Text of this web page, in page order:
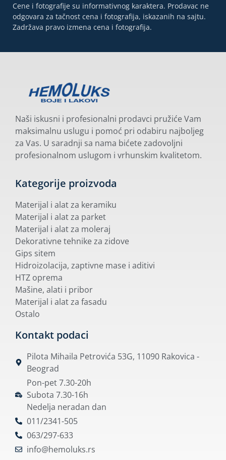
Cene i fotografije su informativnog karaktera. Prodavac ne
odgovara za tačnost cena i fotografija, iskazanih na sajtu.
Zadržava pravo izmena cena i fotografija.
Naši iskusni i profesionalni prodavci pružiće Vam
maksimalnu uslugu i pomoć pri odabiru najboljeg
za Vas. U saradnji sa nama bićete zadovoljni
profesionalnom uslugom i vrhunskim kvalitetom.
Kategorije proizvoda
Materijal i alat za keramiku
Materijal i alat za parket
Materijal i alat za moleraj
Dekorativne tehnike za zidove
Gips sitem
Hidroizolacija, zaptivne mase i aditivi
HTZ oprema
Mašine, alati i pribor
Materijal i alat za fasadu
Ostalo
Kontakt podaci
Pilota Mihaila Petrovića 53G, 11090 Rakovica -
Beograd
Pon-pet 7.30-20h
Subota 7.30-16h
Nedelja neradan dan
011/2341-505
063/297-633
info@hemoluks.rs